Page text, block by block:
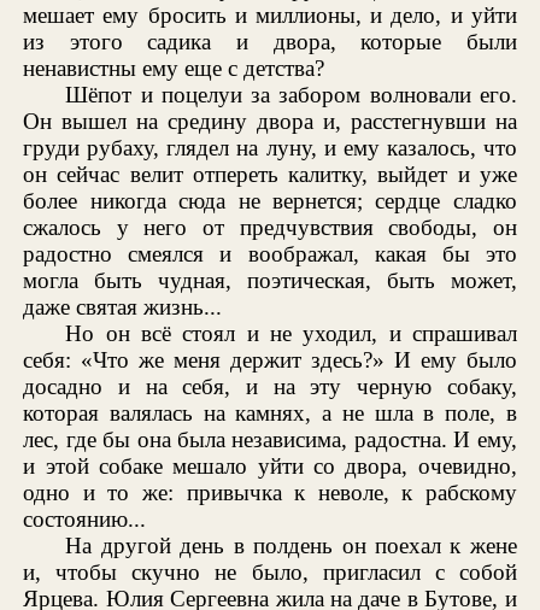
мешает ему бросить и миллионы, и дело, и уйти
из этого садика и двора, которые были
ненавистны ему еще с детства?
Шёпот и поцелуи за забором волновали его.
Он вышел на средину двора и, расстегнувши на
груди рубаху, глядел на луну, и ему казалось, что
он сейчас велит отпереть калитку, выйдет и уже
более никогда сюда не вернется; сердце сладко
сжалось у него от предчувствия свободы, он
радостно смеялся и воображал, какая бы это
могла быть чудная, поэтическая, быть может,
даже святая жизнь...
Но он всё стоял и не уходил, и спрашивал
себя: «Что же меня держит здесь?» И ему было
досадно и на себя, и на эту черную собаку,
которая валялась на камнях, а не шла в поле, в
лес, где бы она была независима, радостна. И ему,
и этой собаке мешало уйти со двора, очевидно,
одно и то же: привычка к неволе, к рабскому
состоянию...
На другой день в полдень он поехал к жене
и, чтобы скучно не было, пригласил с собой
Ярцева. Юлия Сергеевна жила на даче в Бутове, и